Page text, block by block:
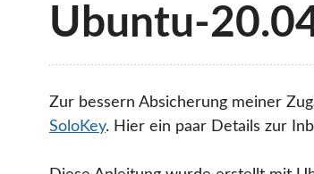
Ubuntu-
Zur bessern Absicherung meiner
SoloKey. Hier ein paar Details zur